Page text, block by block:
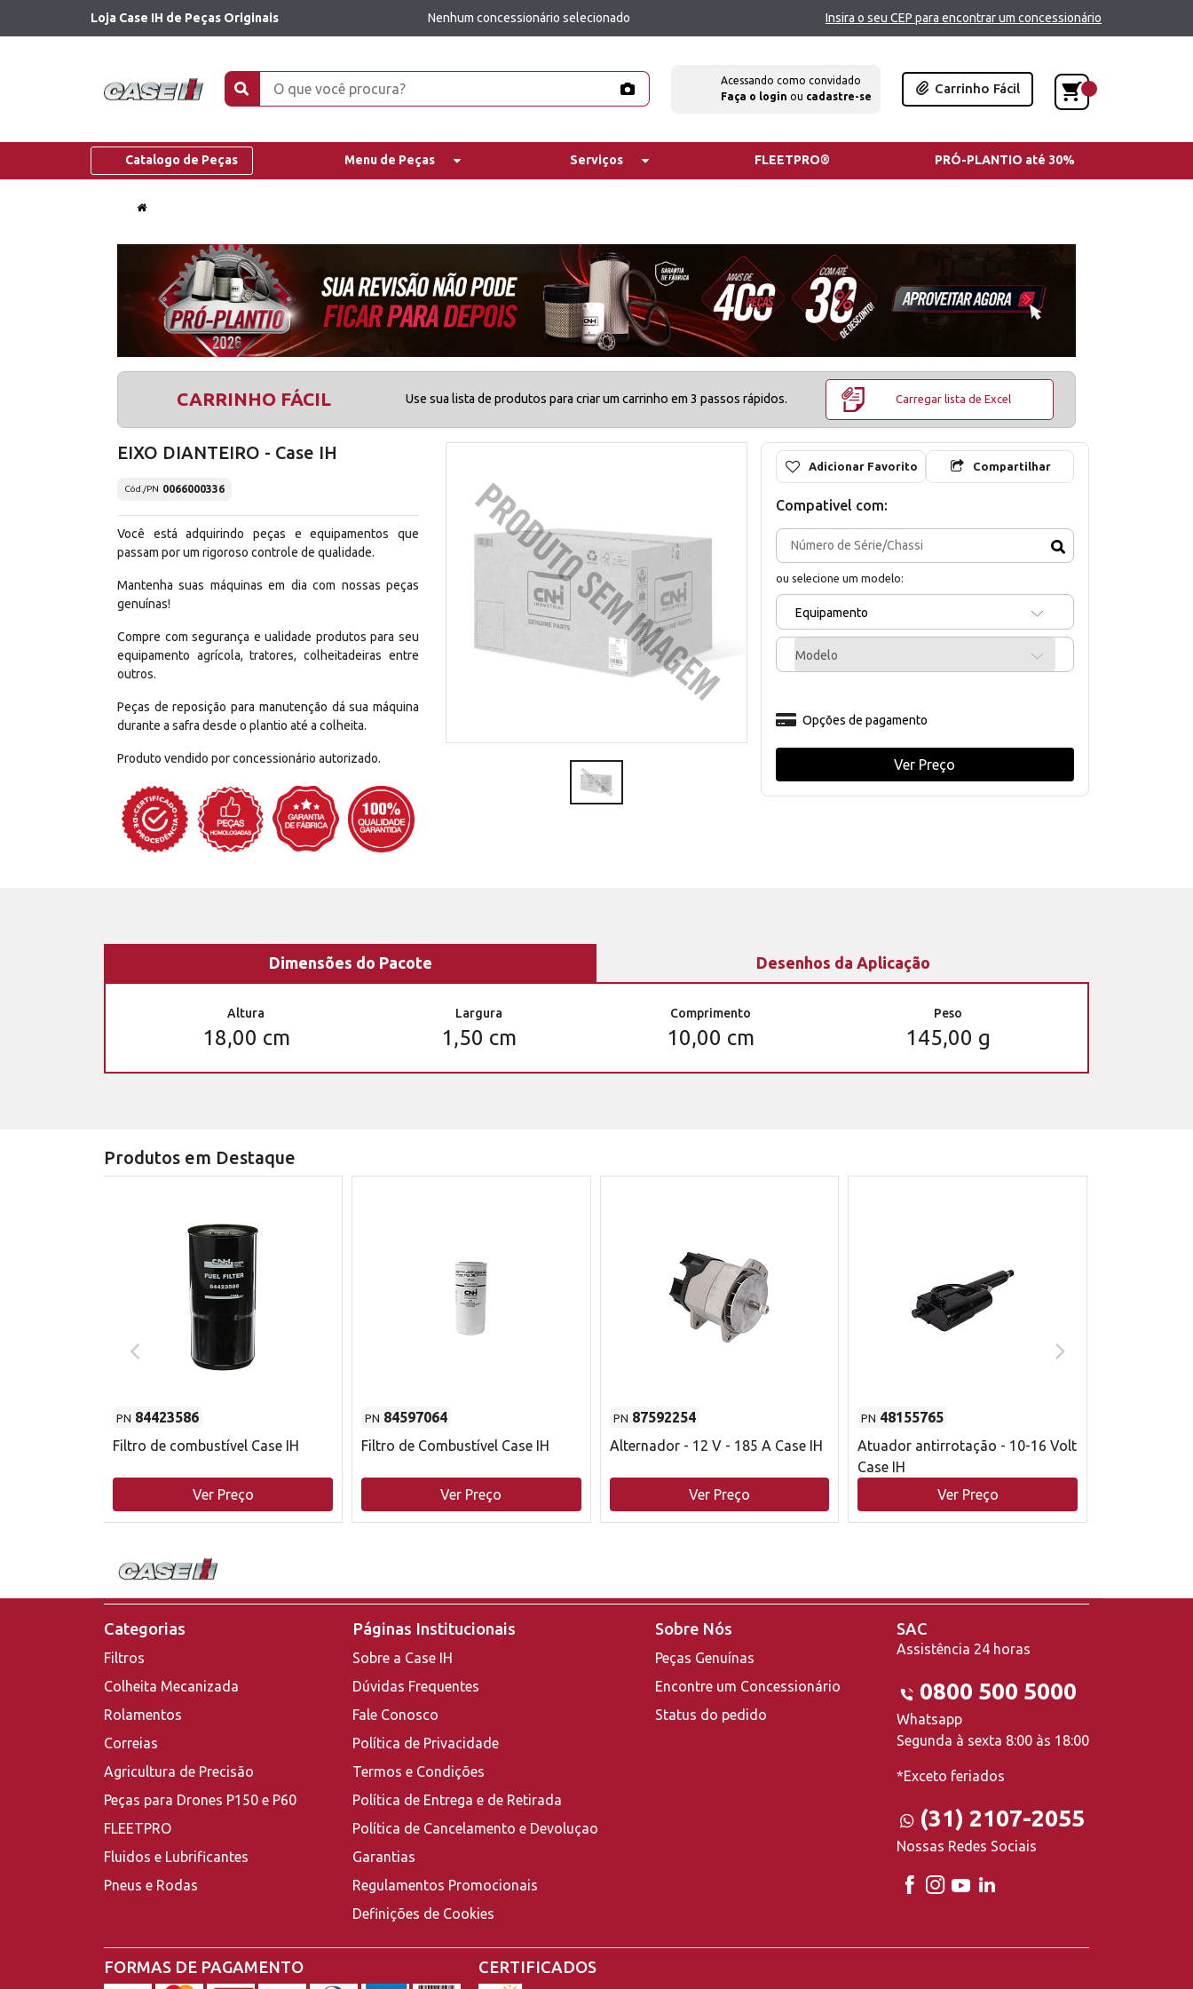
Loja Case IH de Peças Originais Nenhum concessionário selecionado Insira o seu CEP para encontrar um concessionário
Acessando como convidado
Faça o login ou cadastre-se
Carrinho Fácil
Catalogo de Peças Menu de Peças Serviços FLEETPRO® PRÓ-PLANTIO até 30%
CARRINHO FÁCIL Use sua lista de produtos para criar um carrinho em 3 passos rápidos. Carregar lista de Excel
EIXO DIANTEIRO - Case IH
Cód./PN 0066000336
Você está adquirindo peças e equipamentos que
passam por um rigoroso controle de qualidade.
Mantenha suas máquinas em dia com nossas peças
genuínas!
Compre com segurança e ualidade produtos para seu
equipamento agrícola, tratores, colheitadeiras entre
outros.
Peças de reposição para manutenção dá sua máquina
durante a safra desde o plantio até a colheita.
Produto vendido por concessionário autorizado.
Adicionar Favorito Compartilhar
Compativel com:
ou selecione um modelo:
Equipamento
Modelo
Opções de pagamento
Ver Preço
Dimensões do Pacote Desenhos da Aplicação
Altura
18,00 cm
Largura
1,50 cm
Comprimento
10,00 cm
Peso
145,00 g
Produtos em Destaque
PN 84423586
Filtro de combustível Case IH
Ver Preço
PN 84597064
Filtro de Combustível Case IH
Ver Preço
PN 87592254
Alternador - 12 V - 185 A Case IH
Ver Preço
PN 48155765
Atuador antirrotação - 10-16 Volt
Case IH
Ver Preço
Categorias
Filtros
Colheita Mecanizada
Rolamentos
Correias
Agricultura de Precisão
Peças para Drones P150 e P60
FLEETPRO
Fluidos e Lubrificantes
Pneus e Rodas
Páginas Institucionais
Sobre a Case IH
Dúvidas Frequentes
Fale Conosco
Política de Privacidade
Termos e Condições
Política de Entrega e de Retirada
Política de Cancelamento e Devoluçao
Garantias
Regulamentos Promocionais
Definições de Cookies
Sobre Nós
Peças Genuínas
Encontre um Concessionário
Status do pedido
SAC
Assistência 24 horas
0800 500 5000
Whatsapp
Segunda à sexta 8:00 às 18:00
*Exceto feriados
(31) 2107-2055
Nossas Redes Sociais
FORMAS DE PAGAMENTO CERTIFICADOS